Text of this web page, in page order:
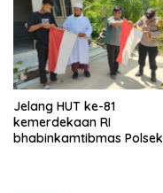
Jelang HUT ke-81
kemerdekaan RI
bhabinkamtibmas Polsek